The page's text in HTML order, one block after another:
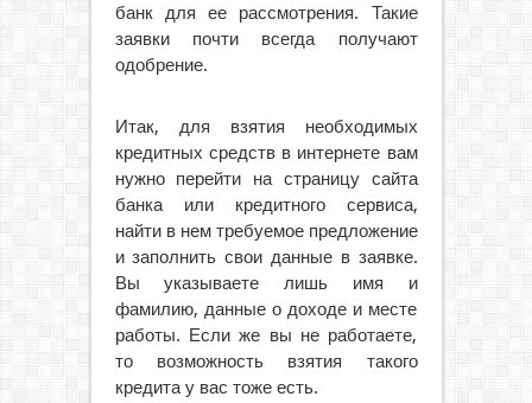
банк для ее рассмотрения. Такие
заявки почти всегда получают
одобрение.
Итак, для взятия необходимых
кредитных средств в интернете вам
нужно перейти на страницу сайта
банка или кредитного сервиса,
найти в нем требуемое предложение
и заполнить свои данные в заявке.
Вы указываете лишь имя и
фамилию, данные о доходе и месте
работы. Если же вы не работаете,
то возможность взятия такого
кредита у вас тоже есть.